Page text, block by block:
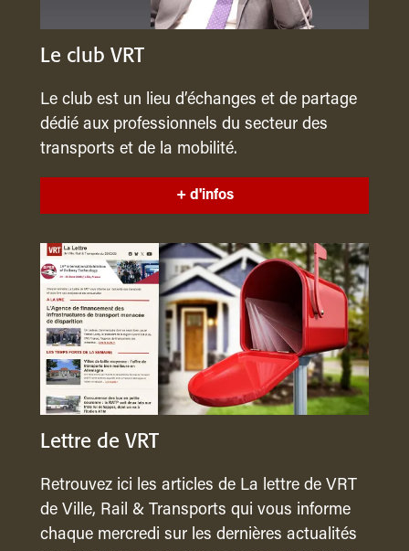
Le club VRT
Le club est un lieu d’échanges et de partage
dédié aux professionnels du secteur des
transports et de la mobilité.
+ d'infos
Lettre de VRT
Retrouvez ici les articles de La lettre de VRT
de Ville, Rail & Transports qui vous informe
chaque mercredi sur les dernières actualités